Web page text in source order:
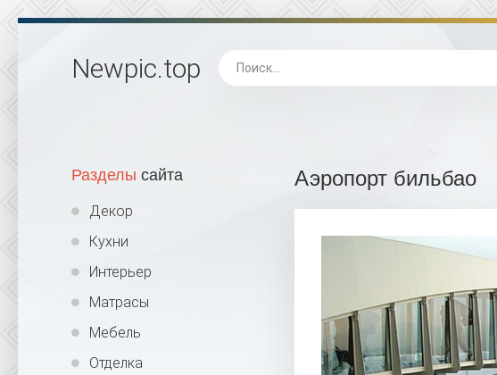
Newpic.top
Разделы сайта
Декор
Кухни
Интерьер
Матрасы
Мебель
Отделка
Аэропорт бильбао